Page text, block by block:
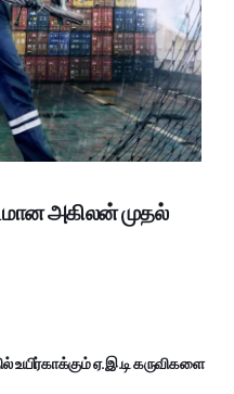
அகிலன் முதல்
ஏ.இ.டி கருவிகளை